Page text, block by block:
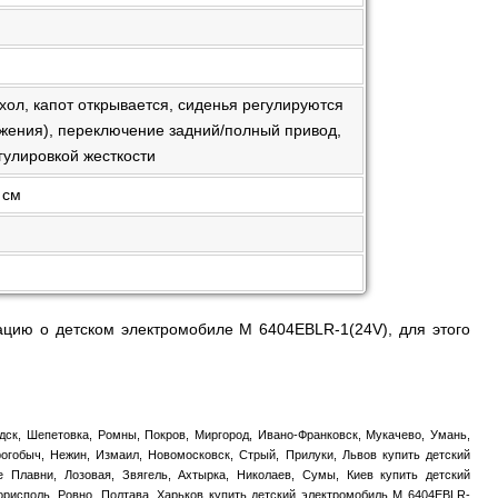
капот открывается, сиденья регулируются
переключение задний/полный привод,
жесткости
см
о детском электромобиле M 6404EBLR-1(24V), для этого
Шепетовка, Ромны, Покров, Миргород, Ивано-Франковск, Мукачево, Умань,
Нежин, Измаил, Новомосковск, Стрый, Прилуки, Львов купить детский
Плавни, Лозовая, Звягель, Ахтырка, Николаев, Сумы, Киев купить детский
Ровно, Полтава, Харьков купить детский электромобиль M 6404EBLR-